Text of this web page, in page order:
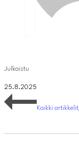
Julkaistu
25.8.2025
Kaikki artikkelit